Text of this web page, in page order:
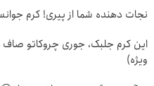
نجات دهنده شما از پیری! کرم جوانساز
این کرم جلبک، جوری چروکاتو صاف
ویژه)